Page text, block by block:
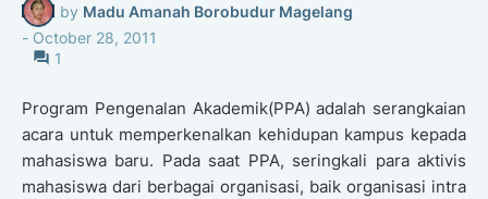
by Madu Amanah Borobudur Magelang
- October 28, 2011
1
Program Pengenalan Akademik(PPA) adalah serangkaian
acara untuk memperkenalkan kehidupan kampus kepada
mahasiswa baru. Pada saat PPA, seringkali para aktivis
mahasiswa dari berbagai organisasi, baik organisasi intra